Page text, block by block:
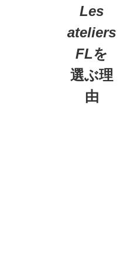
Les
ateliers
FLを
選ぶ理
由